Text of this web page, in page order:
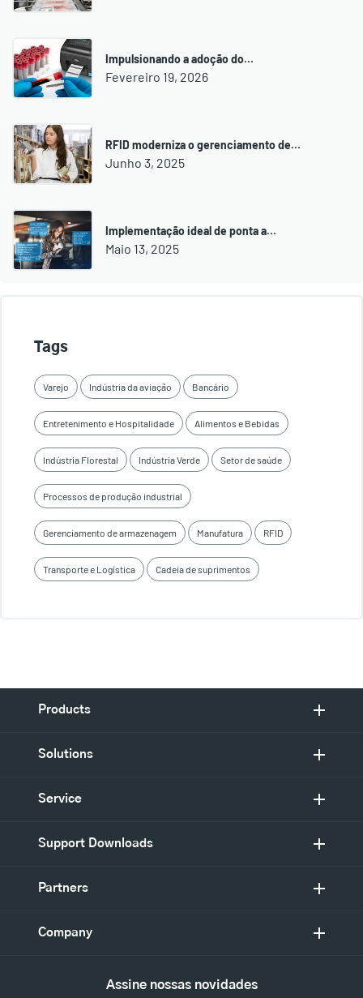
Impulsionando a adoção do…
Fevereiro 19, 2026
RFID moderniza o gerenciamento de…
Junho 3, 2025
Implementação ideal de ponta a…
Maio 13, 2025
Tags
Varejo Indústria da aviação Bancário
Entretenimento e Hospitalidade Alimentos e Bebidas
Indústria Florestal Indústria Verde Setor de saúde
Processos de produção industrial
Gerenciamento de armazenagem Manufatura RFID
Transporte e Logística Cadeia de suprimentos
Products
Solutions
Service
Support Downloads
Partners
Company
Assine nossas novidades